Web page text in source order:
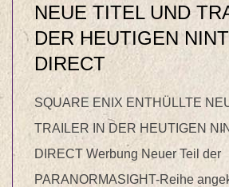
NEUE TITEL UND
DER HEUTIGEN
DIRECT
SQUARE ENIX ENTHÜLLTE
TRAILER IN DER HEUTIGEN
DIRECT Werbung Neuer Teil der
PARANORMASIGHT-Reihe